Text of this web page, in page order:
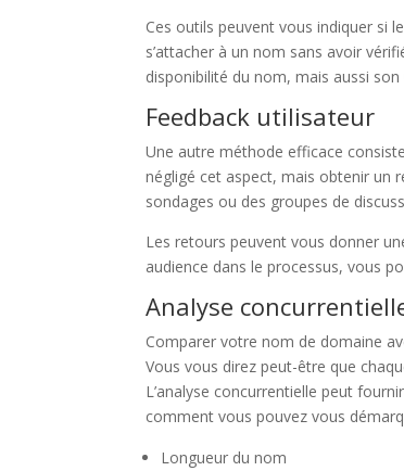
Ces outils peuvent vous indiquer si
s’attacher à un nom sans avoir
disponibilité du nom, mais aussi
Feedback utilisateur
Une autre méthode efficace
négligé cet aspect, mais obtenir un
sondages ou des groupes de
Les retours peuvent vous donner
audience dans le processus, vous
Analyse
Comparer votre nom de domaine
Vous vous direz peut-être que
L’analyse concurrentielle peut
comment vous pouvez vous
Longueur du nom